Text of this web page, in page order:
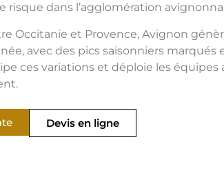
dans l’agglomération
Occitanie et Provence, Avignon
avec des pics saisonniers marqués
ces variations et déploie les équipes
Devis en ligne